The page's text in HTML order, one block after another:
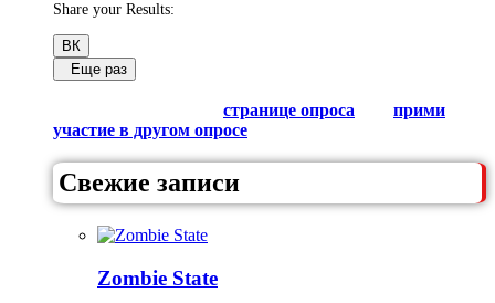
Share your Results:
ВК
Еще раз
странице опроса
прими
участие в другом опросе
Свежие записи
Zombie State